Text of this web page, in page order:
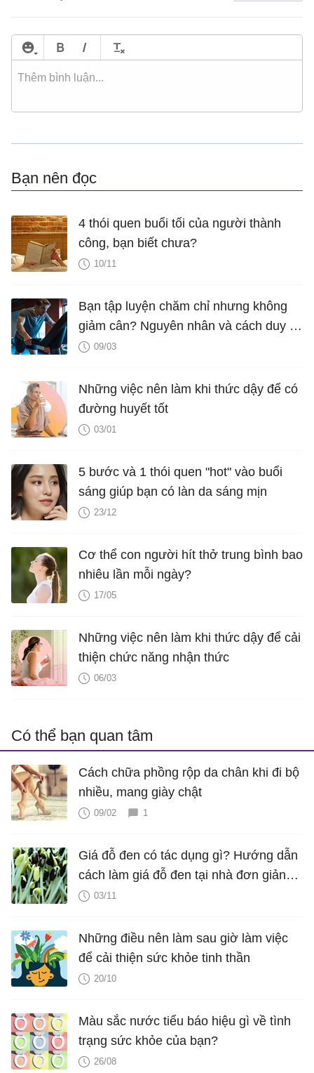
Bạn nên đọc
4 thói quen buổi tối của người thành
công, bạn biết chưa?
10/11
Bạn tập luyện chăm chỉ nhưng không
giảm cân? Nguyên nhân và cách duy trì
cân nặng hiệu quả
09/03
Những việc nên làm khi thức dậy để có
đường huyết tốt
03/01
5 bước và 1 thói quen "hot" vào buổi
sáng giúp bạn có làn da sáng mịn
23/12
Cơ thể con người hít thở trung bình bao
nhiêu lần mỗi ngày?
17/05
Những việc nên làm khi thức dậy để cải
thiện chức năng nhận thức
06/03
Có thể bạn quan tâm
Cách chữa phồng rộp da chân khi đi bộ
nhiều, mang giày chật
09/02 1
Giá đỗ đen có tác dụng gì? Hướng dẫn
cách làm giá đỗ đen tại nhà đơn giản
nhất03/11
Những điều nên làm sau giờ làm việc
để cải thiện sức khỏe tinh thần
20/10
Màu sắc nước tiểu báo hiệu gì về tình
trạng sức khỏe của bạn?
26/08